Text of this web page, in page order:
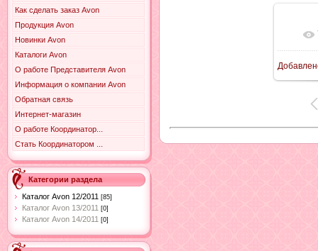
Как сделать заказ Avon
Продукция Avon
Новинки Avon
Каталоги Avon
О работе Представителя Avon
Информация о компании Avon
Обратная связь
Интернет-магазин
О работе Координатор...
Стать Координатором ...
Категории раздела
Каталог Avon 12/2011 [85]
Каталог Avon 13/2011 [0]
Каталог Avon 14/2011 [0]